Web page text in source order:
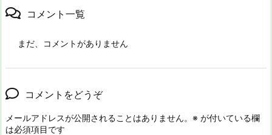
コメント一覧
まだ、コメントがありません
コメントをどうぞ
メールアドレスが公開されることはありません。 ※ が付いている欄
は必須項目です